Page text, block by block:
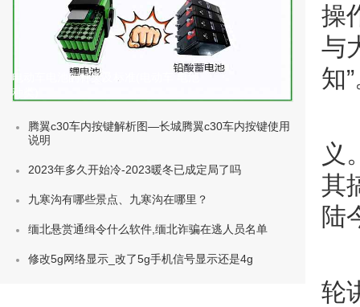
操
与
知
义
其
陆
轮
电动车电池的种类及标准(电动车 电池
种类)
腾翼c30车内按键解析图—长城腾翼c30车内按键使用
说明
2023年多久开始冷-2023暖冬已成定局了吗
九寒沟有哪些景点、九寒沟在哪里？
缅北悬赏通缉令什么软件,缅北诈骗在逃人员名单
修改5g网络显示_改了5g手机信号显示还是4g